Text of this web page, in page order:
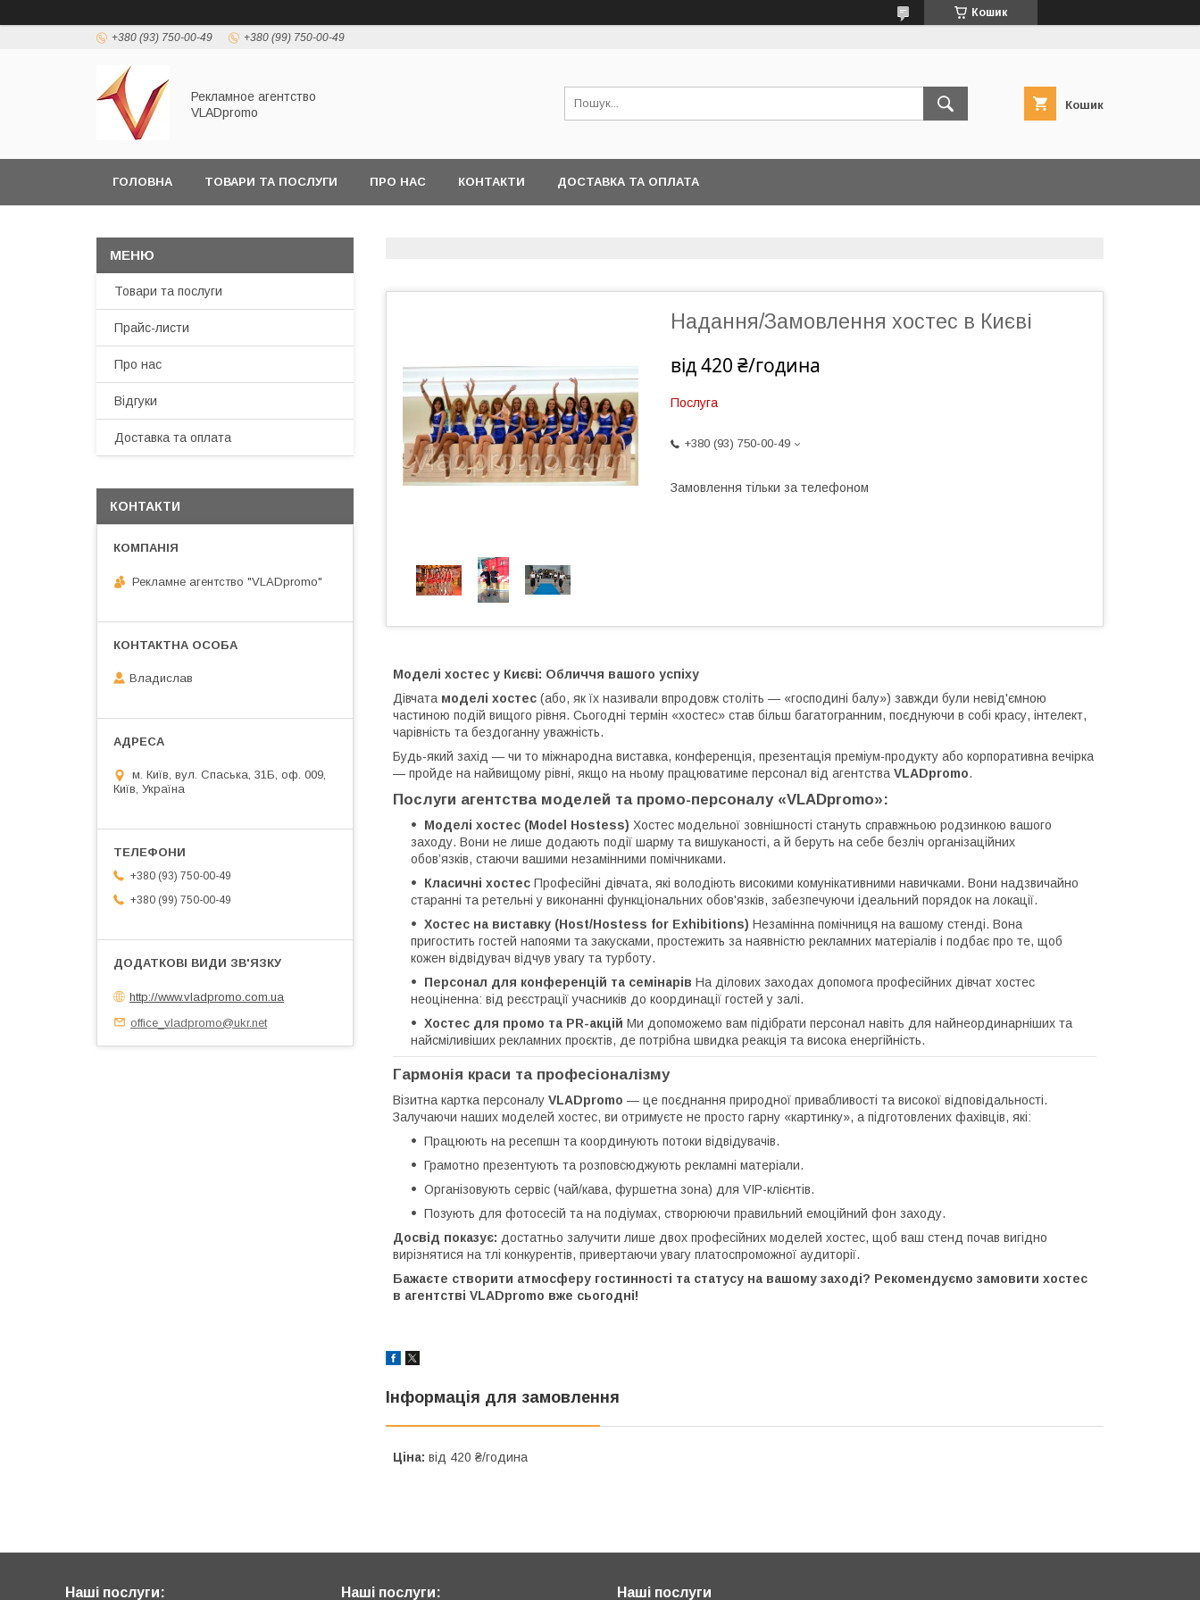
Кошик
+380 (93) 750-00-49 +380 (99) 750-00-49
Рекламное агентство
VLADpromo
Кошик
ГОЛОВНА ТОВАРИ ТА ПОСЛУГИ ПРО НАС КОНТАКТИ ДОСТАВКА ТА ОПЛАТА
Надання/Замовлення хостес в Києві
від420 ₴/година
Послуга
+380 (93) 750-00-49
Замовлення тільки за телефоном
Моделі хостес у Києві: Обличчя вашого успіху
Дівчата моделі хостес (або, як їх називали впродовж століть — «господині балу») завжди були невід'ємною
частиною подій вищого рівня. Сьогодні термін «хостес» став більш багатогранним, поєднуючи в собі красу, інтелект,
чарівність та бездоганну уважність.
Будь-який захід — чи то міжнародна виставка, конференція, презентація преміум-продукту або корпоративна вечірка
— пройде на найвищому рівні, якщо на ньому працюватиме персонал від агентства VLADpromo.
Послуги агентства моделей та промо-персоналу «VLADpromo»:
Моделі хостес (Model Hostess) Хостес модельної зовнішності стануть справжньою родзинкою вашого
заходу. Вони не лише додають події шарму та вишуканості, а й беруть на себе безліч організаційних
обов’язків, стаючи вашими незамінними помічниками.
Класичні хостес Професійні дівчата, які володіють високими комунікативними навичками. Вони надзвичайно
старанні та ретельні у виконанні функціональних обов'язків, забезпечуючи ідеальний порядок на локації.
Хостес на виставку (Host/Hostess for Exhibitions) Незамінна помічниця на вашому стенді. Вона
пригостить гостей напоями та закусками, простежить за наявністю рекламних матеріалів і подбає про те, щоб
кожен відвідувач відчув увагу та турботу.
Персонал для конференцій та семінарів На ділових заходах допомога професійних дівчат хостес
неоціненна: від реєстрації учасників до координації гостей у залі.
Хостес для промо та PR-акцій Ми допоможемо вам підібрати персонал навіть для найнеординарніших та
найсміливіших рекламних проєктів, де потрібна швидка реакція та висока енергійність.
Гармонія краси та професіоналізму
Візитна картка персоналу VLADpromo — це поєднання природної привабливості та високої відповідальності.
Залучаючи наших моделей хостес, ви отримуєте не просто гарну «картинку», а підготовлених фахівців, які:
Працюють на ресепшн та координують потоки відвідувачів.
Грамотно презентують та розповсюджують рекламні матеріали.
Організовують сервіс (чай/кава, фуршетна зона) для VIP-клієнтів.
Позують для фотосесій та на подіумах, створюючи правильний емоційний фон заходу.
Досвід показує: достатньо залучити лише двох професійних моделей хостес, щоб ваш стенд почав вигідно
вирізнятися на тлі конкурентів, привертаючи увагу платоспроможної аудиторії.
Бажаєте створити атмосферу гостинності та статусу на вашому заході? Рекомендуємо замовити хостес
в агентстві VLADpromo вже сьогодні!
Інформація для замовлення
Ціна: від 420 ₴/година
Товари та послуги
Прайс-листи
Про нас
Відгуки
Доставка та оплата
КОНТАКТИ
Рекламне агентство "VLADpromo"
Владислав
м. Київ, вул. Спаська, 31Б, оф. 009,
Київ, Україна
+380 (93) 750-00-49
+380 (99) 750-00-49
http://www.vladpromo.com.ua
office_vladpromo@ukr.net
Наші послуги: Наші послуги: Наші послуги